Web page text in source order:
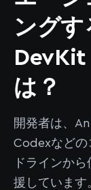
ング
DevKit
は？
開発者は、
Codexなどの
ドラインか
援しています